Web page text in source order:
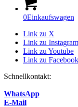
0Einkaufswagen
Link zu X
Link zu Instagram
Link zu Youtube
Link zu Facebook
Schnellkontakt:
WhatsApp
E-Mail